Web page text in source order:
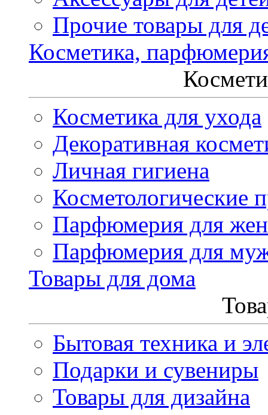
Прочие товары для
Косметика,
Косметика для ухода
Декоративная
Личная гигиена
Косметологические
Парфюмерия для
Парфюмерия для
Товары для дома
Бытовая техника и
Подарки и сувениры
Товары для дизайна